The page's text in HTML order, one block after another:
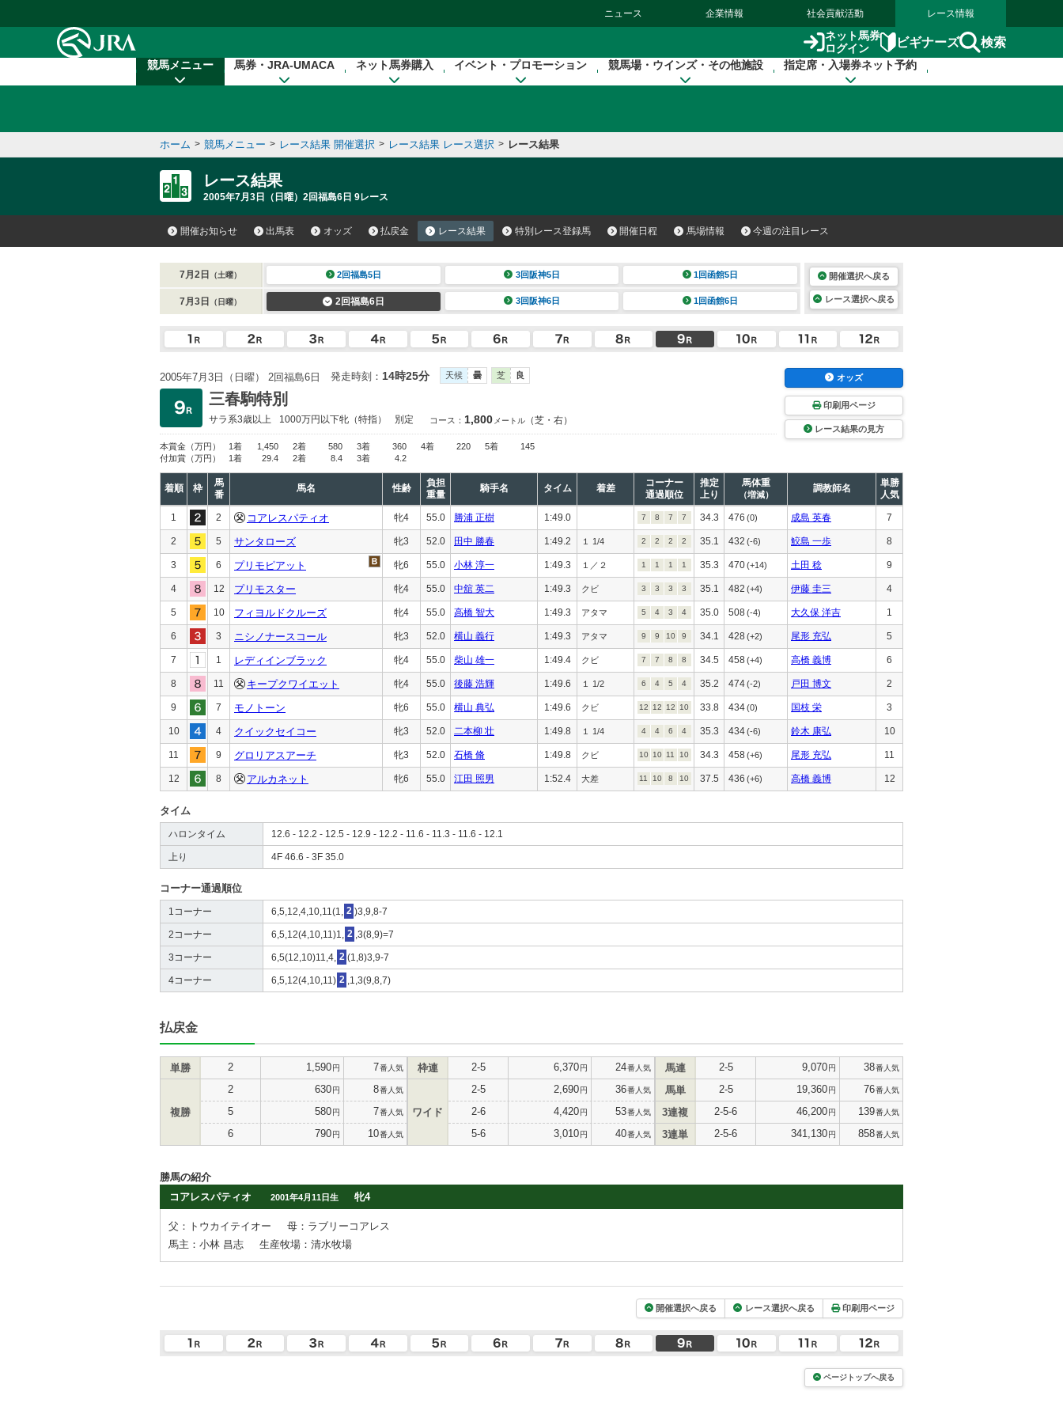
ニュース 企業情報 社会貢献活動 レース情報
ネット馬券
ログイン
ビギナーズ 検索
競馬メニュー 馬券・JRA-UMACA ネット馬券購入 イベント・プロモーション 競馬場・ウインズ・その他施設 指定席・入場券ネット予約
ホーム > 競馬メニュー > レース結果 開催選択 > レース結果 レース選択 > レース結果
レース結果
2005年7月3日（日曜）2回福島6日 9レース
開催お知らせ 出馬表 オッズ 払戻金 レース結果 特別レース登録馬 開催日程 馬場情報 今週の注目レース
7月2日 （土曜） 2回福島5日 3回阪神5日 1回函館5日
7月3日 （日曜） 2回福島6日 3回阪神6日 1回函館6日
開催選択へ戻る
レース選択へ戻る
2005年7月3日（日曜） 2回福島6日 発走時刻： 14時25分 天候 曇 芝 良
三春駒特別
サラ系3歳以上 1000万円以下牝（特指） 別定 コース： 1,800 メートル （芝・右）
本賞金 （万円） 1着 1,450 2着 580 3着 360 4着 220 5着
145
付加賞 （万円） 1着 29.4 2着 8.4 3着 4.2
オッズ
印刷用ページ
レース結果の見方
着順 枠
馬
番
馬名 性齢
負担
重量
騎手名 タイム 着差
コーナー
通過順位
推定
上り
馬体重
（増減）
調教師名
単勝
人気
1 2 コアレスパティオ 牝4 55.0 勝浦 正樹 1:49.0 7 8 7 7 34.3 476 (0) 成島 英春 7
2 5 サンタローズ 牝3 52.0 田中 勝春 1:49.2 １ 1/4 2 2 2 2 35.1 432 (-6) 鮫島 一歩 8
3 6 プリモピアット 牝6 55.0 小林 淳一 1:49.3 １／２ 1 1 1 1 35.3 470(+14) 土田 稔 9
4 12 プリモスター 牝4 55.0 中舘 英二 1:49.3 クビ 3 3 3 3 35.1 482 (+4) 伊藤 圭三 4
5 10 フィヨルドクルーズ 牝4 55.0 高橋 智大 1:49.3 アタマ 5 4 3 4 35.0 508(-4) 大久保 洋吉 1
6 3 ニシノナースコール 牝3 52.0 横山 義行 1:49.3 アタマ 9 9 10 9 34.1 428 (+2) 尾形 充弘 5
7 1 レディインブラック 牝4 55.0 柴山 雄一 1:49.4 クビ 7 7 8 8 34.5 458(+4) 高橋 義博 6
8 11 キープクワイエット 牝4 55.0 後藤 浩輝 1:49.6 １ 1/2 6 4 5 4 35.2 474(-2) 戸田 博文 2
9 7 モノトーン 牝6 55.0 横山 典弘 1:49.6 クビ 12 12 12 10 33.8 434(0) 国枝 栄 3
10 4 クイックセイコー 牝3 52.0 二本柳 壮 1:49.8 １ 1/4 4 4 6 4 35.3 434(-6) 鈴木 康弘 10
11 9 グロリアスアーチ 牝3 52.0 石橋 脩 1:49.8 クビ 10 10 11 10 34.3 458(+6) 尾形 充弘 11
12 8 アルカネット 牝6 55.0 江田 照男 1:52.4 大差 11 10 8 10 37.5 436 (+6) 高橋 義博 12
タイム
ハロンタイム 12.6 - 12.2 - 12.5 - 12.9 - 12.2 - 11.6 - 11.3 - 11.6 - 12.1
上り 4F 46.6 - 3F 35.0
コーナー通過順位
1コーナー 6,5,12,4,10,11(1, 2 )3,9,8-7
2コーナー 6,5,12(4,10,11)1, 2 ,3(8,9)=7
3コーナー 6,5(12,10)11,4, 2 (1,8)3,9-7
4コーナー 6,5,12(4,10,11) 2 ,1,3(9,8,7)
払戻金
単勝 2 1,590円 7番人気
複勝
2 630円 8番人気
5 580円 7番人気
6 790円 10番人気
枠連 2-5 6,370円 24番人気
ワイド
2-5 2,690円 36番人気
2-6 4,420円 53番人気
5-6 3,010円 40番人気
馬連 2-5 9,070円 38番人気
馬単 2-5 19,360円 76番人気
3連複 2-5-6 46,200円 139番人気
3連単 2-5-6 341,130円 858番人気
勝馬の紹介
コアレスパティオ
2001年4月11日生 牝4
父：トウカイテイオー
母：ラブリーコアレス
馬主：小林 昌志
生産牧場：清水牧場
開催選択へ戻る レース選択へ戻る 印刷用ページ
ページトップへ戻る